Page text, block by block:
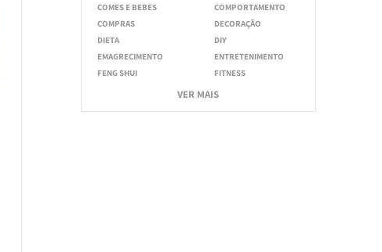
COMES E BEBES
COMPORTAMENTO
COMPRAS
DECORAÇÃO
DIETA
DIY
EMAGRECIMENTO
ENTRETENIMENTO
FENG SHUI
FITNESS
VER MAIS